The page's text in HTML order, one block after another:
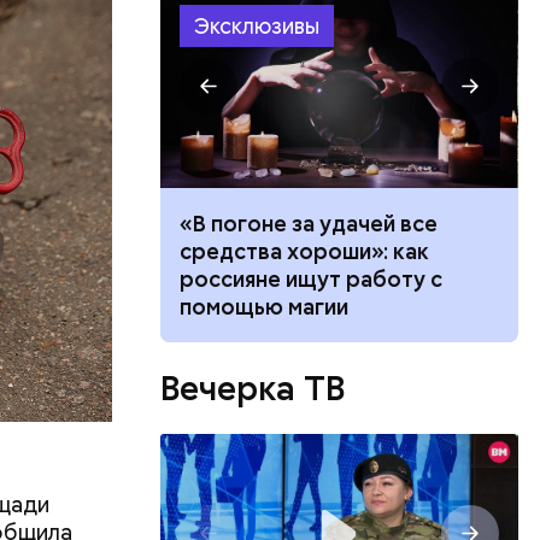
Эксклюзивы
по
толпу
«В погоне за удачей все
средства хороши»: как
россияне ищут работу с
помощью магии
Вечерка ТВ